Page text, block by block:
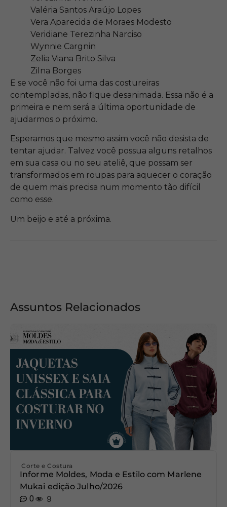
Valéria Santos Araújo Lopes
Vera Aparecida de Moraes Modesto
Veridiane Terezinha Narciso
Wynnie Cargnin
Zelia Viana Brito Silva
Zilna Borges
E se você não foi uma das costureiras
contempladas, não fique desanimada. Essa não é a
primeira e nem será a última oportunidade de
ajudarmos o próximo.
Esperamos que mesmo assim você não desista de
tentar ajudar. Talvez você possua alguns retalhos
em sua casa ou no seu ateliê, que possam ser
transformados em roupas para aquecer o coração
de quem mais precisa num momento tão difícil
como esse.
Um beijo e até a próxima.
Assuntos Relacionados
Corte e Costura
Informe Moldes, Moda e Estilo com Marlene
Mukai edição Julho/2026
0
9